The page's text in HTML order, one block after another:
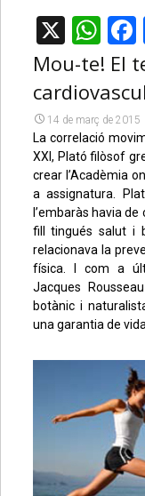
X
Mou-te! El
14 de març de 2015
La correlació
XXI, Plató filòsof
crear l’Acadèmia
a assignatura.
l’embaràs havia
fill tingués salut i
relacionava la
física. I com a
Jacques
botànic i
una garantia de